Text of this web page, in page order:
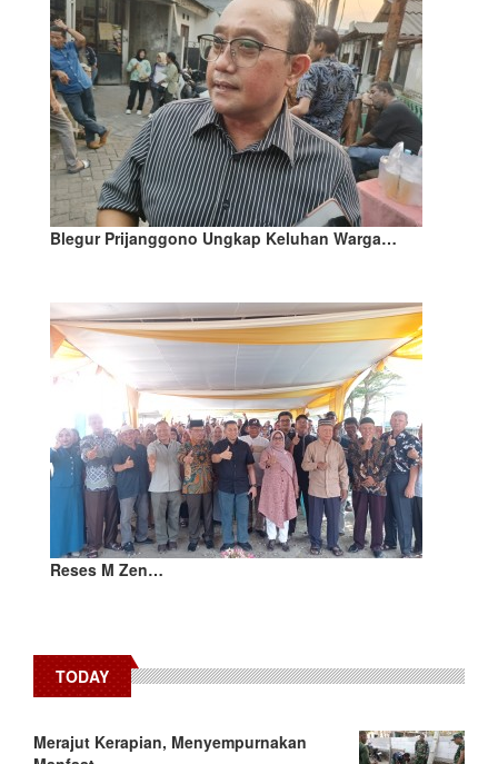
Blegur Prijanggono Ungkap Keluhan Warga…
Reses M Zen…
TODAY
Merajut Kerapian, Menyempurnakan